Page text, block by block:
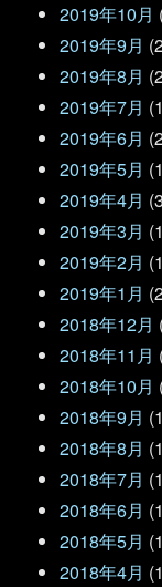
2019年10月
2019年9月
2019年8月
2019年7月
2019年6月
2019年5月
2019年4月
2019年3月
2019年2月
2019年1月
2018年12月
2018年11月
2018年10月
2018年9月
2018年8月
2018年7月
2018年6月
2018年5月
2018年4月